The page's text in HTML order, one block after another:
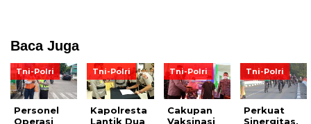
Baca Juga
Tni-Polri
Personel
Operasi
Tni-Polri
Kapolresta
Lantik Dua
Tni-Polri
Cakupan
Vaksinasi
Tni-Polri
Perkuat
Sinergitas,